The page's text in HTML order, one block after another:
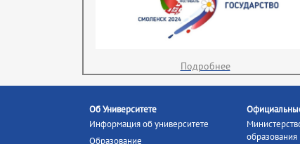
Подробнее
Об Университете
Информация об университете
Образование
образования